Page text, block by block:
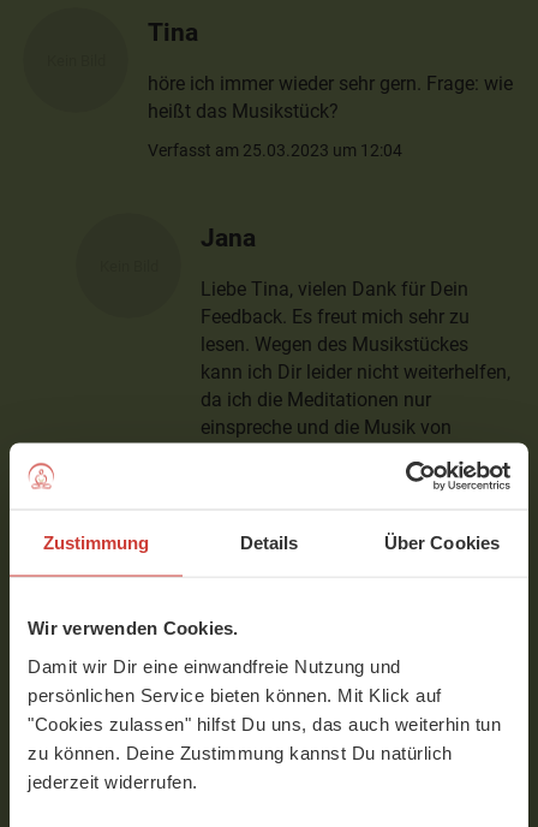
Zustimmung Details Über Cookies
Wir verwenden Cookies.
Damit wir Dir eine einwandfreie Nutzung und
persönlichen Service bieten können. Mit Klick auf
"Cookies zulassen" hilfst Du uns, das auch weiterhin tun
zu können. Deine Zustimmung kannst Du natürlich
jederzeit widerrufen.
Tina
höre ich immer wieder sehr gern. Frage: wie
heißt das Musikstück?
Verfasst am 25.03.2023 um 12:04
Jana
Liebe Tina, vielen Dank für Dein
Feedback. Es freut mich sehr zu
lesen. Wegen des Musikstückes
kann ich Dir leider nicht weiterhelfen,
da ich die Meditationen nur
einspreche und die Musik von
YogaMeHome hinzugefügt wird.
Wende Dich doch gern mit der Frage
Grüße Jana
Jasmin
Liebe Tina, es sind hier verschiedene
Musikstücke zu hören. Welches